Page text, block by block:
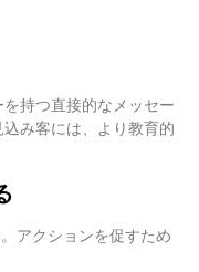
持つ直接的なメッセー
み客には、より教育的
アクションを促すため